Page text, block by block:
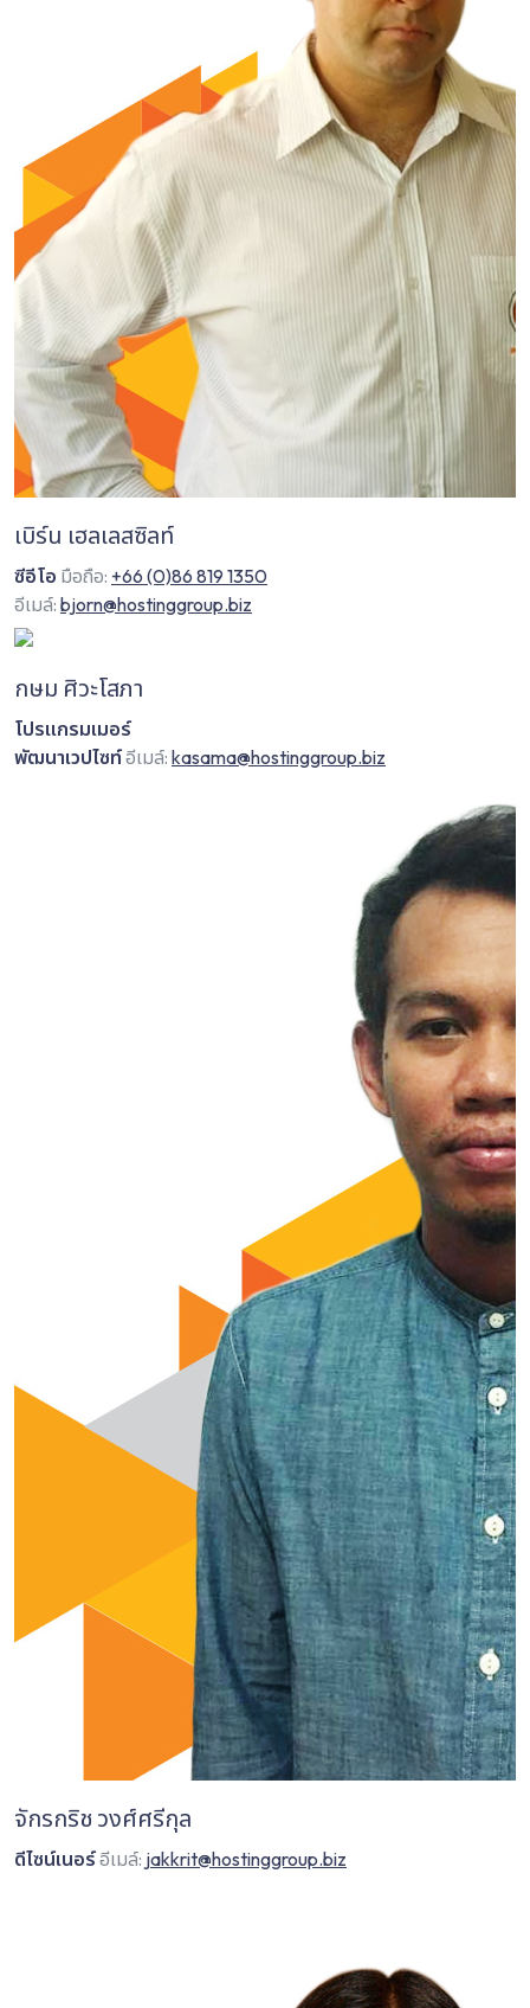
เบิร์น เฮลเลสซิลท์
ซีอีโอ มือถือ: +66 (0)86 819 1350
อีเมล์: bjorn@hostinggroup.biz
กษม ศิวะโสภา
โปรแกรมเมอร์
พัฒนาเวปไซท์อีเมล์: kasama@hostinggroup.biz
จักรกริช วงศ์ศรีกุล
ดีไซน์เนอร์อีเมล์: jakkrit@hostinggroup.biz